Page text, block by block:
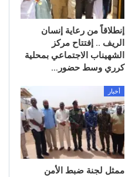
إنطلاقاً من رعاية إنسان
الريف .. إفتتاح مركز
الشهيناب الاجتماعي بمحلية
كرري وسط حضور…
أخبار
ممثل لجنة ضبط الأمن